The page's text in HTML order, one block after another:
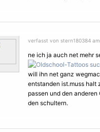
verfasst von stern180384
ne ich ja auch net mehr
will ihn net ganz
entstanden ist.muss halt
passen und den anderen
den schultern.